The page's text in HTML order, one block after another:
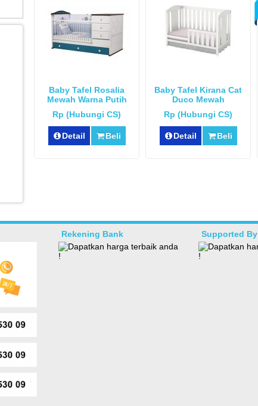
Baby Tafel Rosalia
Mewah Warna Putih
Rp (Hubungi CS)
Detail Beli
Baby Tafel Kirana Cat
Duco Mewah
Rp (Hubungi CS)
Detail Beli
Rekening Bank Supported By